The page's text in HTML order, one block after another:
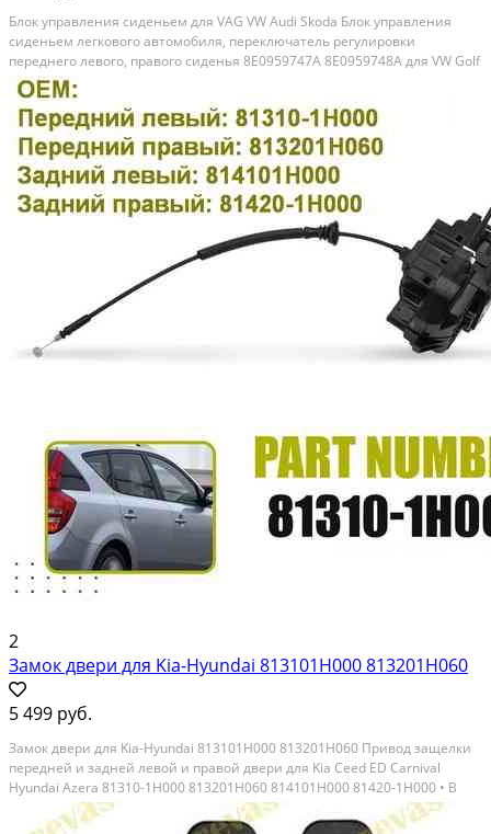
Блок управления сиденьем для VAG VW Audi Skoda Блок управления
сиденьем легкового автомобиля, переключатель регулировки
переднего левого, правого сиденья 8E0959747A 8E0959748A для VW Golf
MK5 Passat B6 Bora Audi A3 A4 S4 A6 S6 • Цена указана за один блок
управления сиденьем легкового автомобиля....
2
Замок двери для Kia-Hyundai 813101H000 813201H060
5 499 руб.
Замок двери для Kia-Hyundai 813101H000 813201H060 Привод защелки
передней и задней левой и правой двери для Kia Ceed ED Carnival
Hyundai Azera 81310-1H000 813201H060 814101H000 81420-1H000 • В
наличии на левую переднюю сторону, аналог, реплика отличного
качества · На остальные двери под заказ ·...